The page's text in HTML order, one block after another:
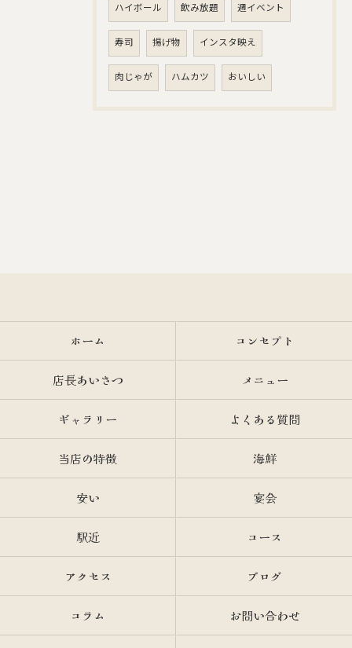
ハイボール 飲み放題 週イベント
寿司 揚げ物 インスタ映え
肉じゃが ハムカツ おいしい
ホーム コンセプト
店長あいさつ メニュー
ギャラリー よくある質問
当店の特徴 海鮮
安い 宴会
駅近 コース
アクセス ブログ
コラム お問い合わせ